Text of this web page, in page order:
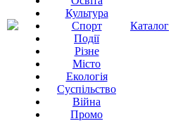
Культура
Спорт
Події
Різне
Місто
Екологія
Суспільство
Війна
Промо
Каталог